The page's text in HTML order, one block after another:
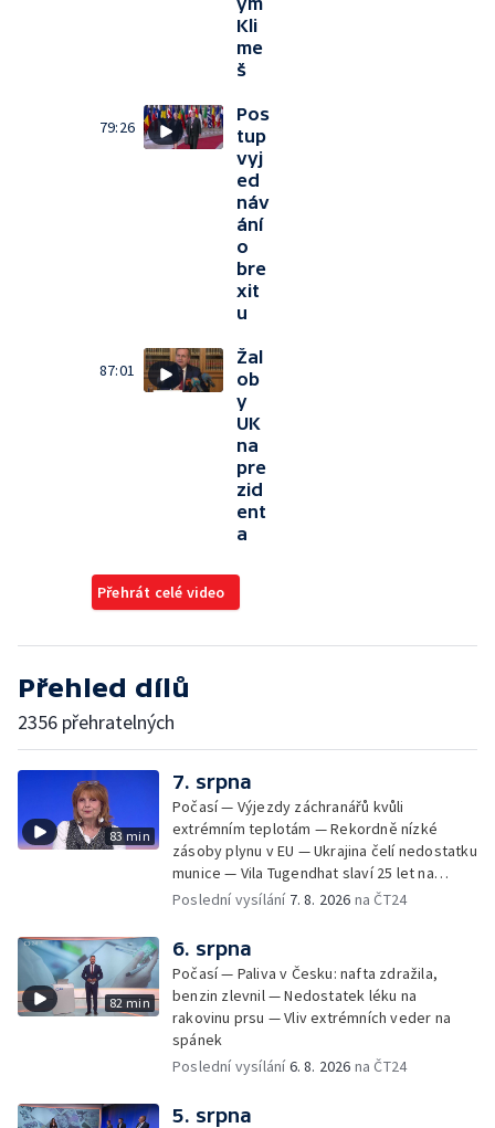
Kli
me
š
79:26
Pos
tup
vyj
ed
náv
ání
o
bre
xit
u
87:01
Žal
ob
y
UK
na
pre
zid
ent
a
Přehrát celé video
Přehled dílů
2356 přehratelných
83 min
7. srpna
Počasí — Výjezdy záchranářů kvůli
extrémním teplotám — Rekordně nízké
zásoby plynu v EU — Ukrajina čelí nedostatku
munice — Vila Tugendhat slaví 25 let na
seznamu UNESCO
Poslední vysílání 7. 8. 2026 na ČT24
82 min
6. srpna
Počasí — Paliva v Česku: nafta zdražila,
benzin zlevnil — Nedostatek léku na
rakovinu prsu — Vliv extrémních veder na
spánek
Poslední vysílání6. 8. 2026 na ČT24
5. srpna